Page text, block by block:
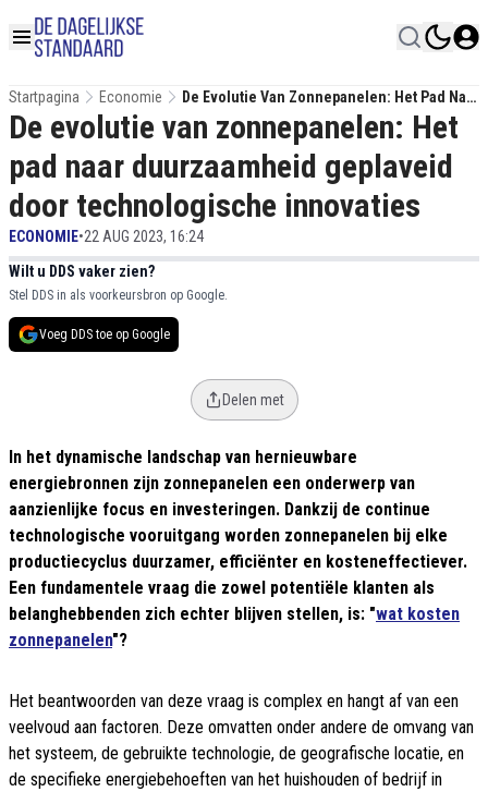
Startpagina Economie
De Evolutie Van Zonnepanelen: Het Pad Naar
Duurzaamheid Geplaveid Door
Technologische Innovaties
De evolutie van zonnepanelen: Het
pad naar duurzaamheid geplaveid
door technologische innovaties
ECONOMIE•22 AUG 2023, 16:24
Wilt u DDS vaker zien?
Stel DDS in als voorkeursbron op Google.
Voeg DDS toe op Google
Delen met
In het dynamische landschap van hernieuwbare
energiebronnen zijn zonnepanelen een onderwerp van
aanzienlijke focus en investeringen. Dankzij de continue
technologische vooruitgang worden zonnepanelen bij elke
productiecyclus duurzamer, efficiënter en kosteneffectiever.
Een fundamentele vraag die zowel potentiële klanten als
belanghebbenden zich echter blijven stellen, is: "wat kosten
zonnepanelen"?
Het beantwoorden van deze vraag is complex en hangt af van een
veelvoud aan factoren. Deze omvatten onder andere de omvang van
het systeem, de gebruikte technologie, de geografische locatie, en
de specifieke energiebehoeften van het huishouden of bedrijf in